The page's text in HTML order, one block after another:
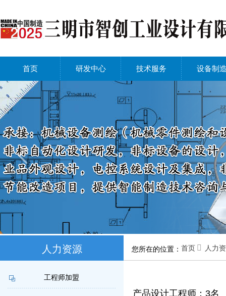
首页 研发中心 技术服务 设备制
工程师加盟
人力资源
联系我们 您所在的位置： 首页  人力
产品设计工程师： 3名